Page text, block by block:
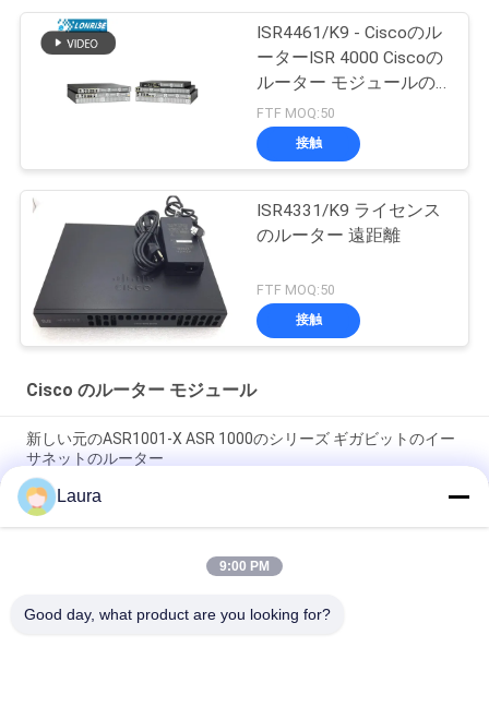
ISR4461/K9 - Ciscoのル
ーターISR 4000 Ciscoの
ルーター モジュールの
工場
FTF MOQ:50
接触
ISR4331/K9 ライセンス
のルーター 遠距離
FTF MOQ:50
接触
Cisco のルーター モジュール
新しい元のASR1001-X ASR 1000のシリーズ ギガビットのイー
サネットのルーター
C9300 - NM -2Q =触媒9300 2 X 40GEネットワーク モジュールの
スペアー
ISR 4221 Ciscoのルーター モジュール2GE 4GのドラムのWifiの
Laura
9:00 PM
Good day, what product are you looking for?